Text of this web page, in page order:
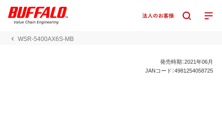
WSR-5400AX6S-MB
発売時期：2021年06月
JANコード：4981254058725